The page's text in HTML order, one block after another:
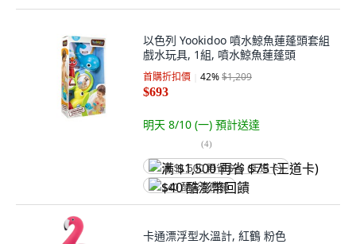
以色列 Yookidoo 噴水鯨魚蓮蓬頭套組
戲水玩具, 1組, 噴水鯨魚蓮蓬頭
首購折扣價 42%$1,209
$693
明天 8/10 (一) 預計送達
(4)
满 $1,500 再省 $75 (王道卡)
$40 酷澎幣回饋
卡通漂浮型水溫計, 紅鶴 粉色